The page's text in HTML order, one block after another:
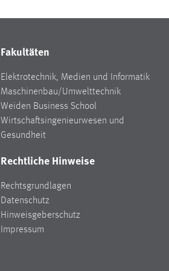
Fakultäten
Elektrotechnik, Medien und Informatik
Maschinenbau/Umwelttechnik
Weiden Business School
Wirtschaftsingenieurwesen und
Gesundheit
Rechtliche Hinweise
Rechtsgrundlagen
Datenschutz
Hinweisgeberschutz
Impressum